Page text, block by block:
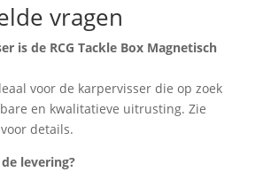
vragen
is de RCG Tackle Box Magnetisch
voor de karpervisser die op zoek
en kwalitatieve uitrusting. Zie
details.
levering?